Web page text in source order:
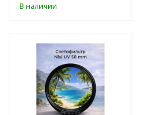
В наличии